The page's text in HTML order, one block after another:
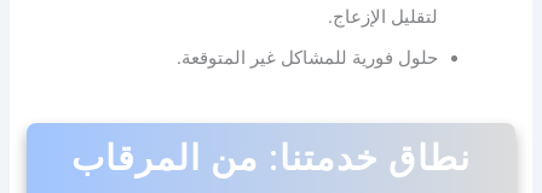
لتقليل الإزعاج.
حلول فورية للمشاكل غير المتوقعة.
نطاق خدمتنا: من المرقاب